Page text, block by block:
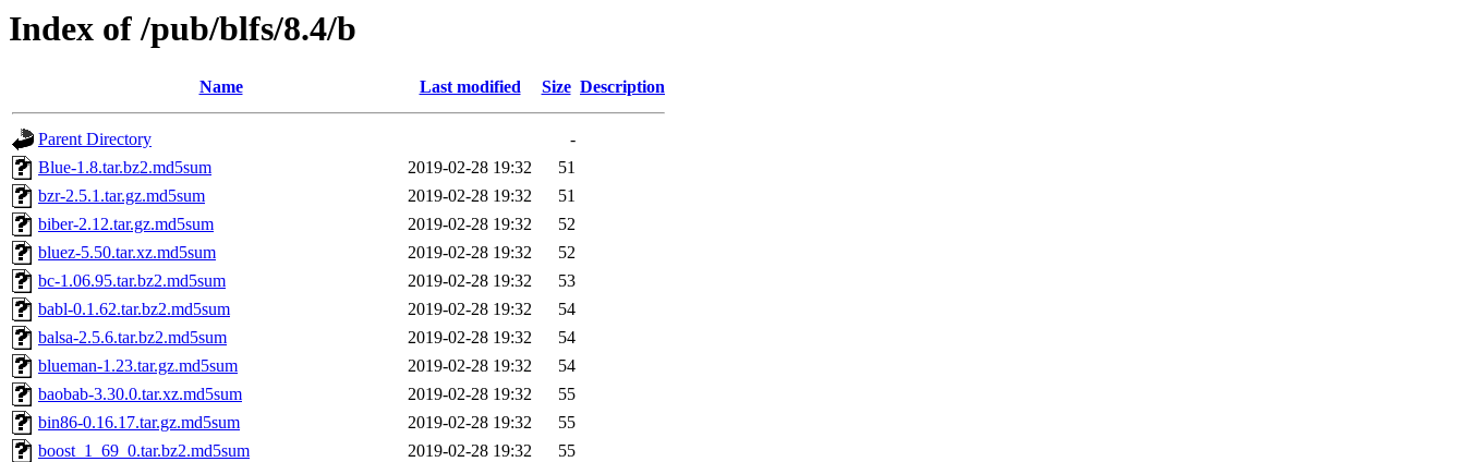
Index of /pub/blfs/8.4/b
Name Last modified Size Description
Parent Directory
-
Blue-1.8.tar.bz2.md5sum
2019-02-28 19:32
51
bzr-2.5.1.tar.gz.md5sum
2019-02-28 19:32
51
biber-2.12.tar.gz.md5sum
2019-02-28 19:32
52
bluez-5.50.tar.xz.md5sum
2019-02-28 19:32
52
bc-1.06.95.tar.bz2.md5sum
2019-02-28 19:32
53
babl-0.1.62.tar.bz2.md5sum
2019-02-28 19:32
54
balsa-2.5.6.tar.bz2.md5sum
2019-02-28 19:32
54
blueman-1.23.tar.gz.md5sum
2019-02-28 19:32
54
baobab-3.30.0.tar.xz.md5sum
2019-02-28 19:32
55
bin86-0.16.17.tar.gz.md5sum
2019-02-28 19:32
55
boost_1_69_0.tar.bz2.md5sum
2019-02-28 19:32
55